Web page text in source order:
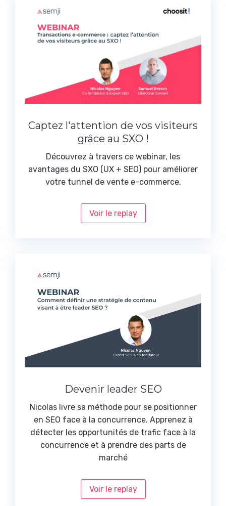
Captez l'attention de vos visiteurs
grâce au SXO !
Découvrez à travers ce webinar, les
avantages du SXO (UX + SEO) pour améliorer
votre tunnel de vente e-commerce.
Voir le replay
Devenir leader SEO
Nicolas livre sa méthode pour se positionner
en SEO face à la concurrence. Apprenez à
détecter les opportunités de trafic face à la
concurrence et à prendre des parts de
marché
Voir le replay